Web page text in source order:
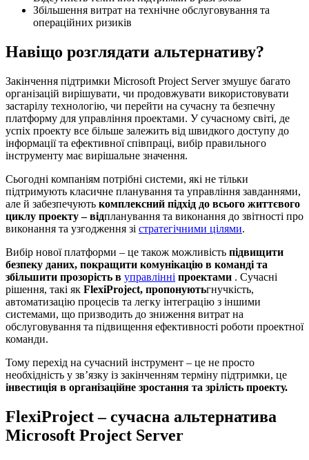
Збільшення витрат на технічне обслуговування та
операційних ризиків
Навіщо розглядати альтернативу?
Закінчення підтримки Microsoft Project Server змушує багато
організацій вирішувати, чи продовжувати використовувати
застарілу технологію, чи перейти на сучасну та безпечну
платформу для управління проектами. У сучасному світі, де
успіх проекту все більше залежить від швидкого доступу до
інформації та ефективної співпраці, вибір правильного
інструменту має вирішальне значення.
Сьогодні компаніям потрібні системи, які не тільки
підтримують класичне планування та управління завданнями,
але й забезпечують комплексний підхід до всього життєвого
циклу проекту – відпланування та виконання до звітності про
виконання та узгодження зі стратегічними цілями.
Вибір нової платформи – це також можливість підвищити
безпеку даних, покращити комунікацію в команді та
збільшити прозорість в управлінні проектами . Сучасні
рішення, такі як FlexiProject, пропонуютьгнучкість,
автоматизацію процесів та легку інтеграцію з іншими
системами, що призводить до зниження витрат на
обслуговування та підвищення ефективності роботи проектної
команди.
Тому перехід на сучасний інструмент – це не просто
необхідність у зв’язку із закінченням терміну підтримки, це
інвестиція в організаційне зростання та зрілість проекту.
FlexiProject – сучасна альтернатива
Microsoft Project Server